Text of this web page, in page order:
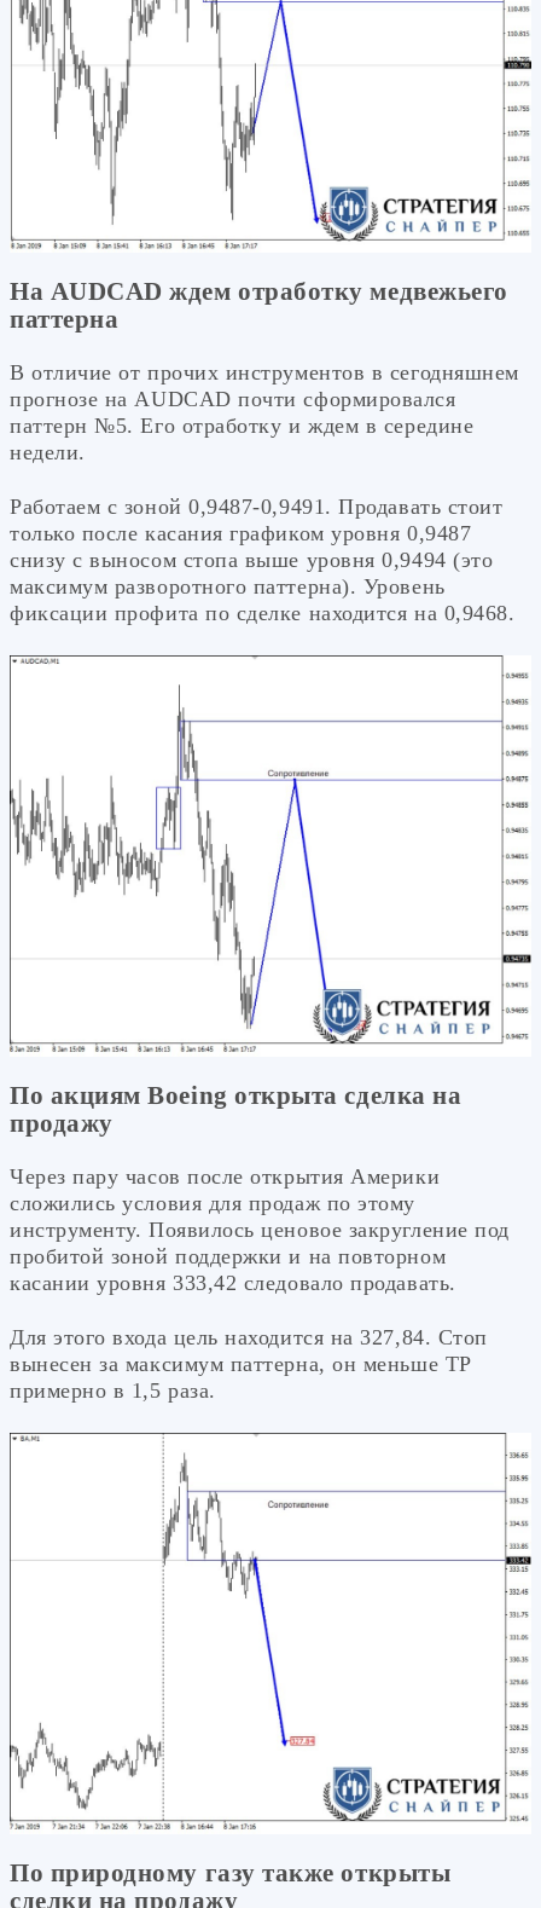
На AUDCAD ждем отработку медвежьего
паттерна
В отличие от прочих инструментов в сегодняшнем
прогнозе на AUDCAD почти сформировался
паттерн №5. Его отработку и ждем в середине
недели.
Работаем с зоной 0,9487-0,9491. Продавать стоит
только после касания графиком уровня 0,9487
снизу с выносом стопа выше уровня 0,9494 (это
максимум разворотного паттерна). Уровень
фиксации профита по сделке находится на 0,9468.
По акциям Boeing открыта сделка на
продажу
Через пару часов после открытия Америки
сложились условия для продаж по этому
инструменту. Появилось ценовое закругление под
пробитой зоной поддержки и на повторном
касании уровня 333,42 следовало продавать.
Для этого входа цель находится на 327,84. Стоп
вынесен за максимум паттерна, он меньше ТР
примерно в 1,5 раза.
По природному газу также открыты
сделки на продажу